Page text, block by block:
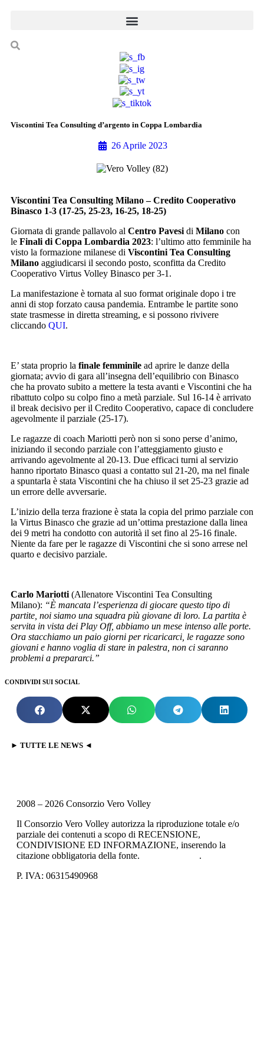
Viscontini Tea Consulting d’argento in Coppa Lombardia
26 Aprile 2023
Viscontini Tea Consulting Milano – Credito Cooperativo
Binasco 1-3 (17-25, 25-23, 16-25, 18-25)
Giornata di grande pallavolo al Centro Pavesi di Milano con
le Finali di Coppa Lombardia 2023: l’ultimo atto femminile ha
visto la formazione milanese di Viscontini Tea Consulting
Milano aggiudicarsi il secondo posto, sconfitta da Credito
Cooperativo Virtus Volley Binasco per 3-1.
La manifestazione è tornata al suo format originale dopo i tre
anni di stop forzato causa pandemia. Entrambe le partite sono
state trasmesse in diretta streaming, e si possono rivivere
cliccando QUI.
E’ stata proprio la finale femminile ad aprire le danze della
giornata; avvio di gara all’insegna dell’equilibrio con Binasco
che ha provato subito a mettere la testa avanti e Viscontini che ha
ribattuto colpo su colpo fino a metà parziale. Sul 16-14 è arrivato
il break decisivo per il Credito Cooperativo, capace di concludere
agevolmente il parziale (25-17).
Le ragazze di coach Mariotti però non si sono perse d’animo,
iniziando il secondo parziale con l’atteggiamento giusto e
arrivando agevolmente al 20-13. Due efficaci turni al servizio
hanno riportato Binasco quasi a contatto sul 21-20, ma nel finale
a spuntarla è stata Viscontini che ha chiuso il set 25-23 grazie ad
un errore delle avversarie.
L’inizio della terza frazione è stata la copia del primo parziale con
la Virtus Binasco che grazie ad un’ottima prestazione dalla linea
dei 9 metri ha condotto con autorità il set fino al 25-16 finale.
Niente da fare per le ragazze di Viscontini che si sono arrese nel
quarto e decisivo parziale.
Carlo Mariotti (Allenatore Viscontini Tea Consulting
Milano): “È mancata l’esperienza di giocare questo tipo di
partite, noi siamo una squadra più giovane di loro. La partita è
servita in vista dei Play Off, abbiamo un mese intenso alle porte.
Ora stacchiamo un paio giorni per ricaricarci, le ragazze sono
giovani e hanno voglia di stare in palestra, non ci saranno
problemi a prepararci.”
CONDIVIDI SUI SOCIAL
► TUTTE LE NEWS ◄
2008 – 2026 Consorzio Vero Volley
Il Consorzio Vero Volley autorizza la riproduzione totale e/o
parziale dei contenuti a scopo di RECENSIONE,
CONDIVISIONE ED INFORMAZIONE, inserendo la
citazione obbligatoria della fonte.
.
P. IVA: 06315490968